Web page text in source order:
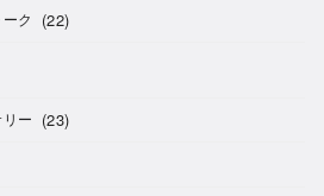
ク (22)
ー (23)